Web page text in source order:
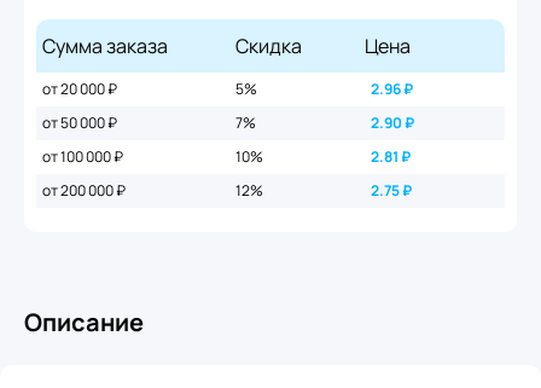
Сумма заказа Скидка Цена
от 20 000 ₽ 5% 2.96₽
от 50 000 ₽
7% 2.90₽
от 100 000 ₽
10% 2.81₽
от 200 000 ₽
12% 2.75₽
Описание